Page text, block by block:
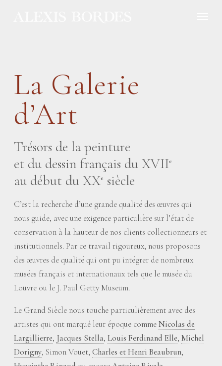
La Galerie
d’Art
Trésors de la peinture
et du dessin français du XVIIe
au début du XXe siècle
C’est la recherche d’une grande qualité des œuvres qui
nous guide, avec une exigence particulière sur l’état de
conservation à la hauteur de nos clients collectionneurs et
institutionnels. Par ce travail rigoureux, nous proposons
des œuvres de qualité qui ont pu intégrer de nombreux
musées français et internationaux tels que le musée du
Louvre ou le J. Paul Getty Museum.
Le Grand Siècle nous touche particulièrement avec des
artistes qui ont marqué leur époque commeNicolas de
Largillierre, Jacques Stella, Louis Ferdinand Elle, Michel
Dorigny, Simon Vouet, Charles et Henri Beaubrun,